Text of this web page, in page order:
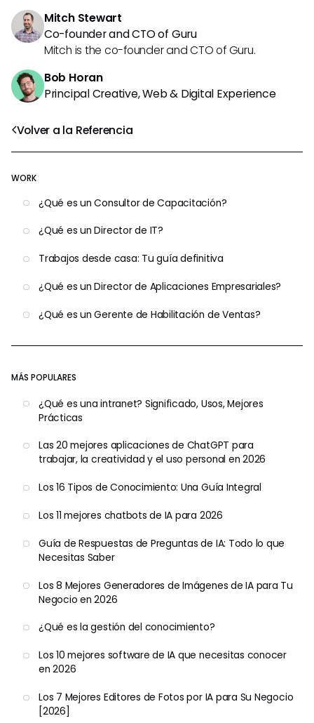
Volver a la Referencia
WORK
¿Qué es un Consultor de Capacitación?
¿Qué es un Director de IT?
Trabajos desde casa: Tu guía definitiva
¿Qué es un Director de Aplicaciones Empresariales?
¿Qué es un Gerente de Habilitación de Ventas?
MÁS POPULARES
¿Qué es una intranet? Significado, Usos, Mejores
Prácticas
Las 20 mejores aplicaciones de ChatGPT para
trabajar, la creatividad y el uso personal en 2026
Los 16 Tipos de Conocimiento: Una Guía Integral
Los 11 mejores chatbots de IA para 2026
Guía de Respuestas de Preguntas de IA: Todo lo que
Necesitas Saber
Los 8 Mejores Generadores de Imágenes de IA para Tu
Negocio en 2026
¿Qué es la gestión del conocimiento?
Los 10 mejores software de IA que necesitas conocer
en 2026
Los 7 Mejores Editores de Fotos por IA para Su Negocio
[2026]
Mitch Stewart
Co-founder and CTO of Guru
Mitch is the co-founder and CTO of Guru.
Bob Horan
Principal Creative, Web & Digital Experience